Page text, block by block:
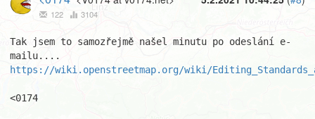
122 3104
Tak jsem to samozřejmě našel minutu po odeslání e-
https://wiki.openstreetmap.org/wiki/
<0174